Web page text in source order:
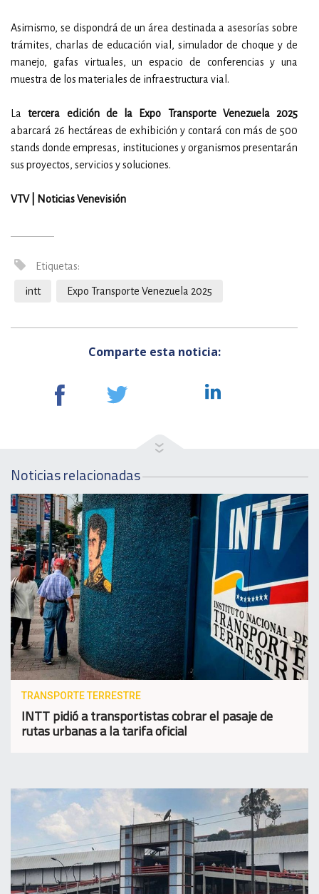
Asimismo, se dispondrá de un área destinada a asesorías sobre
trámites, charlas de educación vial, simulador de choque y de
manejo, gafas virtuales, un espacio de conferencias y una
muestra de los materiales de infraestructura vial.
La
tercera edición de la Expo Transporte Venezuela 2025
abarcará 26 hectáreas de exhibición y contará con más de 500
stands donde empresas, instituciones y organismos presentarán
sus proyectos, servicios y soluciones.
VTV | Noticias Venevisión
Etiquetas:
intt Expo Transporte Venezuela 2025
Comparte esta noticia:
Noticias relacionadas
TRANSPORTE TERRESTRE
INTT pidió a transportistas cobrar el pasaje de
rutas urbanas a la tarifa oficial